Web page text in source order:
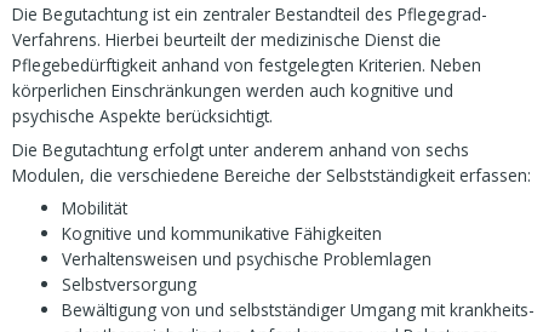
Die Begutachtung ist ein zentraler Bestandteil des Pflegegrad-
Verfahrens. Hierbei beurteilt der medizinische Dienst die
Pflegebedürftigkeit anhand von festgelegten Kriterien. Neben
körperlichen Einschränkungen werden auch kognitive und
psychische Aspekte berücksichtigt.
Die Begutachtung erfolgt unter anderem anhand von sechs
Modulen, die verschiedene Bereiche der Selbstständigkeit erfassen:
Mobilität
Kognitive und kommunikative Fähigkeiten
Verhaltensweisen und psychische Problemlagen
Selbstversorgung
Bewältigung von und selbstständiger Umgang mit krankheits-